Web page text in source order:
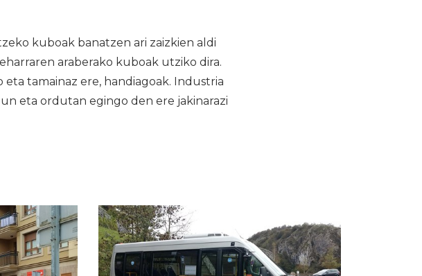
kuboak banatzen ari zaizkien aldi
araberako kuboak utziko dira.
tamainaz ere, handiagoak. Industria
eta ordutan egingo den ere jakinarazi